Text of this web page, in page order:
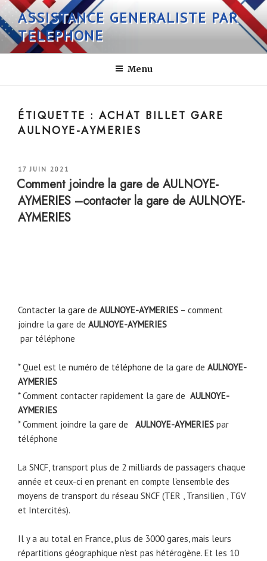
Aller
au
contenu
principal
ASSISTANCE GENERALISTE PAR
TELEPHONE
Menu
ÉTIQUETTE :ACHAT BILLET GARE
AULNOYE-AYMERIES
PUBLIÉ
LE
17 JUIN 2021
Comment joindre la gare de AULNOYE-
AYMERIES –contacter la gare de AULNOYE-
AYMERIES
Contacter la gare de AULNOYE-AYMERIES – comment
joindre la gare de AULNOYE-AYMERIES
par téléphone
* Quel est le numéro de téléphone de la gare de AULNOYE-
AYMERIES
* Comment contacter rapidement la gare de AULNOYE-
AYMERIES
* Comment joindre la gare de
AULNOYE-AYMERIES par
téléphone
La SNCF, transport plus de 2 milliards de passagers chaque
année et ceux-ci en prenant en compte l’ensemble des
moyens de transport du réseau SNCF (TER , Transilien , TGV
et Intercités).
Il y a au total en France, plus de 3000 gares, mais leurs
répartitions géographique n’est pas hétérogène. Et les 10